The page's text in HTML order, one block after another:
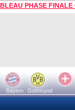
PHASE
Bayern
Dortmund